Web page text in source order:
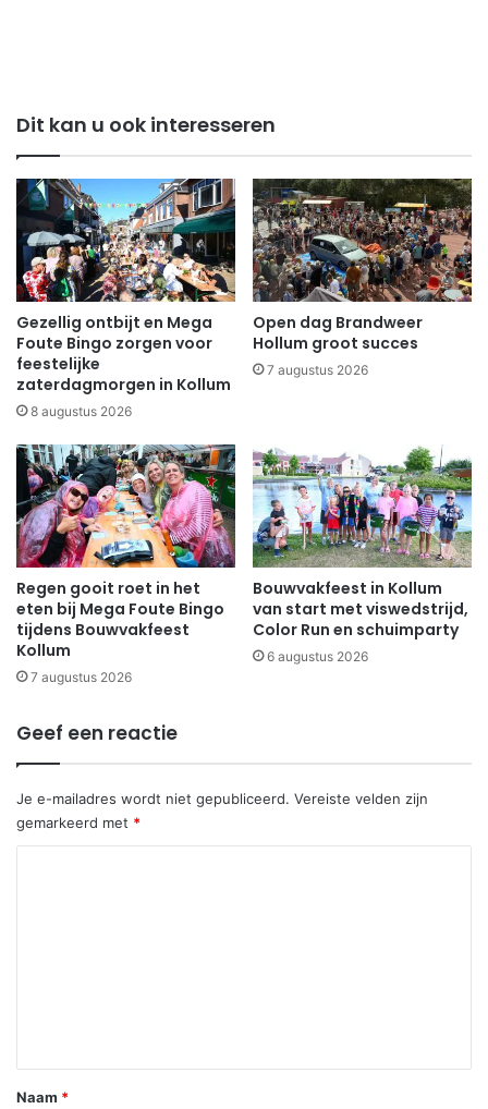
Dit kan u ook interesseren
Gezellig ontbijt en Mega
Foute Bingo zorgen voor
feestelijke
zaterdagmorgen in Kollum
8 augustus 2026
Open dag Brandweer
Hollum groot succes
7 augustus 2026
Regen gooit roet in het
eten bij Mega Foute Bingo
tijdens Bouwvakfeest
Kollum
7 augustus 2026
Bouwvakfeest in Kollum
van start met viswedstrijd,
Color Run en schuimparty
6 augustus 2026
Geef een reactie
Je e-mailadres wordt niet gepubliceerd. Vereiste velden zijn
gemarkeerd met *
*
Naam *